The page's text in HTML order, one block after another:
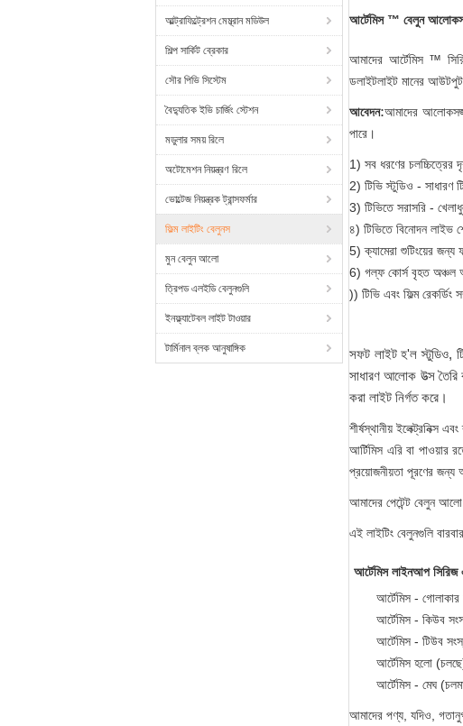
আল্ট্রাফিল্ট্রেশন মেম্ব্রান মডিউল
শিল্প সার্কিট ব্রেকার
সৌর পিভি সিস্টেম
বৈদ্যুতিক ইভি চার্জিং স্টেশন
মডুলার সময় রিলে
অটোমেশন নিয়ন্ত্রণ রিলে
ভোল্টেজ নিয়ন্ত্রক ট্রান্সফর্মার
ফিল্ম লাইটিং বেলুনস
মুন বেলুন আলো
ত্রিপড এলইডি বেলুনগুলি
ইনফ্ল্যাটেবল লাইট টাওয়ার
টার্মিনাল ব্লক আনুষাঙ্গিক
আর্টেমিস ™ বেলুন
আমাদের আর্টেমিস ™
ডলাইটলাইট মানের
আবেদন:আমাদের
পারে।
1) সব ধরণের চলচ্চিত্রের
2) টিভি স্টুডিও - সাধারণ
3) টিভিতে সরাসরি -
৪) টিভিতে বিনোদন লাইভ
5) ক্যামেরা শুটিংয়ের
6) গল্ফ কোর্স বৃহত অঞ্চল
)) টিভি এবং ফিল্ম
সফট লাইট হ'ল স্টুডিও,
সাধারণ আলোক উত্স তৈরি
করা লাইট নির্গত করে।
শীর্ষস্থানীয় ইলেক্ট্রনিক্স
আর্টিমিস এরি বা পাওয়ার
প্রয়োজনীয়তা পূরণের জন্য
আমাদের পেটেন্ট বেলুন আলো
এই লাইটিং বেলুনগুলি
আর্টেমিস লাইনআপ সিরিজ
আর্টেমিস -
আর্টেমিস - কিউব
আর্টেমিস - টিউব
আর্টেমিস হলো
আর্টেমিস - মেঘ
আমাদের পণ্য, যদিও,